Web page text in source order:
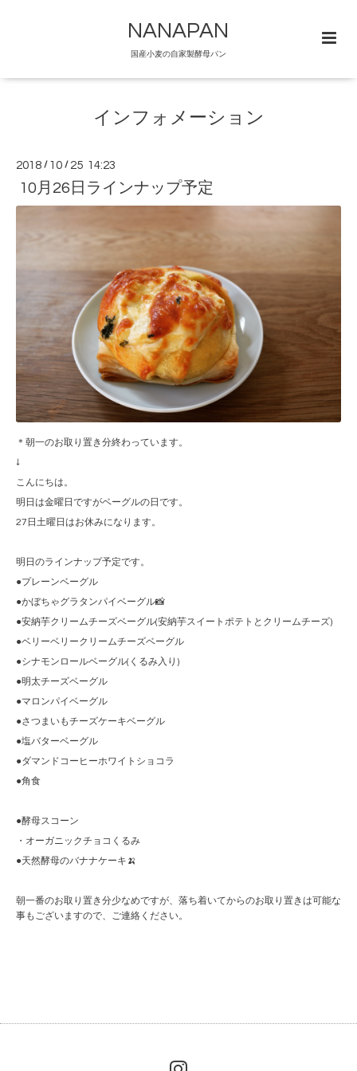
NANAPAN
国産小麦の自家製酵母パン
インフォメーション
2018 / 10 / 25 14:23
10月26日ラインナップ予定
＊朝一のお取り置き分終わっています。
↓
こんにちは。
明日は金曜日ですがベーグルの日です。
27日土曜日はお休みになります。
明日のラインナップ予定です。
●プレーンベーグル
●かぼちゃグラタンパイベーグル📸
●安納芋クリームチーズベーグル(安納芋スイートポテトとクリームチーズ)
●ベリーベリークリームチーズベーグル
●シナモンロールベーグル(くるみ入り)
●明太チーズベーグル
●マロンパイベーグル
●さつまいもチーズケーキベーグル
●塩バターベーグル
●ダマンドコーヒーホワイトショコラ
●角食
●酵母スコーン
・オーガニックチョコくるみ
●天然酵母のバナナケーキ🍌
朝一番のお取り置き分少なめですが、落ち着いてからのお取り置きは可能な
事もございますので、ご連絡ください。